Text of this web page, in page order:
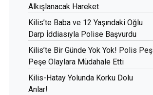
Alkışlanacak Hareket
Kilis’te Baba ve 12 Yaşındaki Oğlu
Darp İddiasıyla Polise Başvurdu
Kilis’te Bir Günde Yok Yok! Polis Peş
Peşe Olaylara Müdahale Etti
Kilis-Hatay Yolunda Korku Dolu
Anlar!